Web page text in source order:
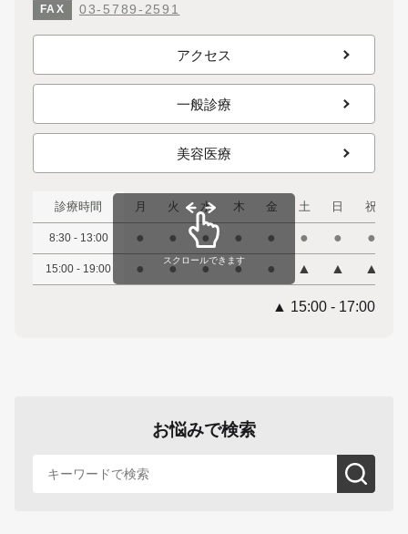
FAX 03-5789-2591
アクセス
一般診療
美容医療
診療時間 月 火 水 木 金 土 日 祝
8:30 - 13:00 ● ● ● ● ● ● ● ●
15:00 - 19:00 ● ● ● ● ● ▲ ▲ ▲
スクロールできます
▲ 15:00 - 17:00
お悩みで検索